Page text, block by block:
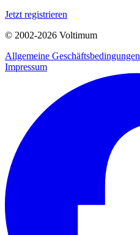
Jetzt registrieren
© 2002-2026 Voltimum
Allgemeine Geschäftsbedingungen
Impressum